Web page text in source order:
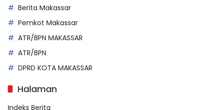
Berita Makassar
Pemkot Makassar
ATR/BPN MAKASSAR
ATR/BPN
DPRD KOTA MAKASSAR
Halaman
Indeks Berita